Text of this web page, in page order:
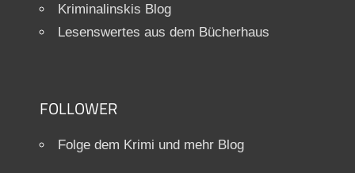
Kriminalinskis Blog
Lesenswertes aus dem Bücherhaus
FOLLOWER
Folge dem Krimi und mehr Blog